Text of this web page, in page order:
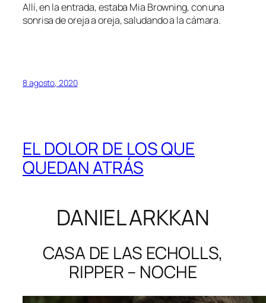
Allí, en la entrada, estaba Mia Browning, con una
sonrisa de oreja a oreja, saludando a la cámara.
8 agosto, 2020
EL DOLOR DE LOS QUE
QUEDAN ATRÁS
DANIEL ARKKAN
CASA DE LAS ECHOLLS,
RIPPER – NOCHE